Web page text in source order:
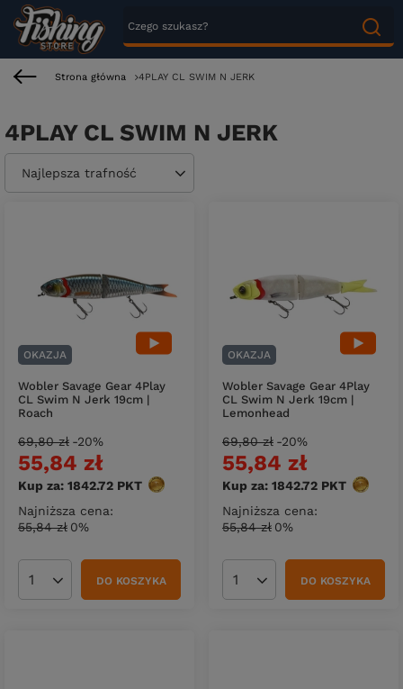
Strona główna 4PLAY CL SWIM N JERK
4PLAY CL SWIM N JERK
Zmień sortowanie
Najlepsza trafność
OKAZJA
Wobler Savage Gear 4Play
CL Swim N Jerk 19cm |
Roach
55,84 zł
Kup za: 1842.72 PKT punktów
Najniższa cena:
55,84 zł 0%
69,80 zł -20%
Ilość produktówDO KOSZYKA
OKAZJA
Wobler Savage Gear 4Play
CL Swim N Jerk 19cm |
Lemonhead
55,84 zł
Kup za: 1842.72 PKT punktów
Najniższa cena:
55,84 zł 0%
69,80 zł -20%
Ilość produktówDO KOSZYKA